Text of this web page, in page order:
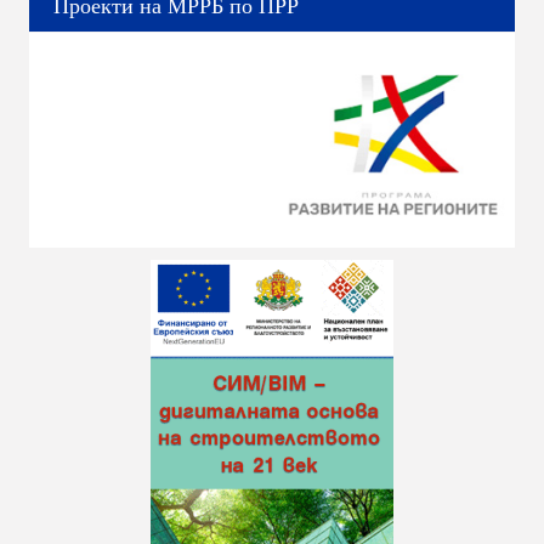
Проекти на МРРБ по ПРР